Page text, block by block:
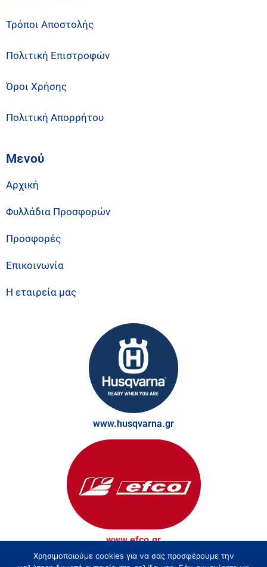
Τρόποι Αποστολής
Πολιτική Επιστροφών
Όροι Χρήσης
Πολιτική Απορρήτου
Μενού
Αρχική
Φυλλάδια Προσφορών
Προσφορές
Επικοινωνία
Η εταιρεία μας
www.husqvarna.gr
www.efco.gr
Χρησιμοποιούμε cookies για να σας προσφέρουμε την